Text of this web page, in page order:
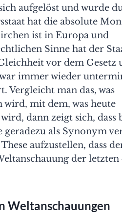
aufgelöst und wurde
hat die absolute
ist in Europa und
Sinne hat der
vor dem Gesetz
immer wieder
Vergleicht man das, was
wird, mit dem, was heute
dann zeigt sich, dass
geradezu als Synonym
aufzustellen, dass
der letzten
Weltanschauungen